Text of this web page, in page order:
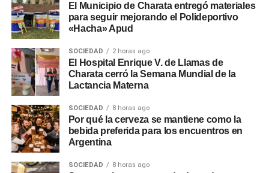
El Municipio de Charata entregó materiales
para seguir mejorando el Polideportivo
«Hacha» Apud
SOCIEDAD 2 horas ago
El Hospital Enrique V. de Llamas de
Charata cerró la Semana Mundial de la
Lactancia Materna
SOCIEDAD 8 horas ago
Por qué la cerveza se mantiene como la
bebida preferida para los encuentros en
Argentina
SOCIEDAD 8 horas ago